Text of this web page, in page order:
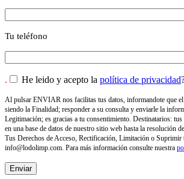
Tu teléfono
. He leido y acepto la política de privacidad
Al pulsar ENVIAR nos facilitas tus datos, informandote que
siendo la Finalidad; responder a su consulta y enviarle la
Legitimación; es gracias a tu consentimiento. Destinatarios: tus
en una base de datos de nuestro sitio web hasta la resolución
Tus Derechos de Acceso, Rectificación, Limitación o Suprimir
info@lodolimp.com. Para más información consulte nuestra